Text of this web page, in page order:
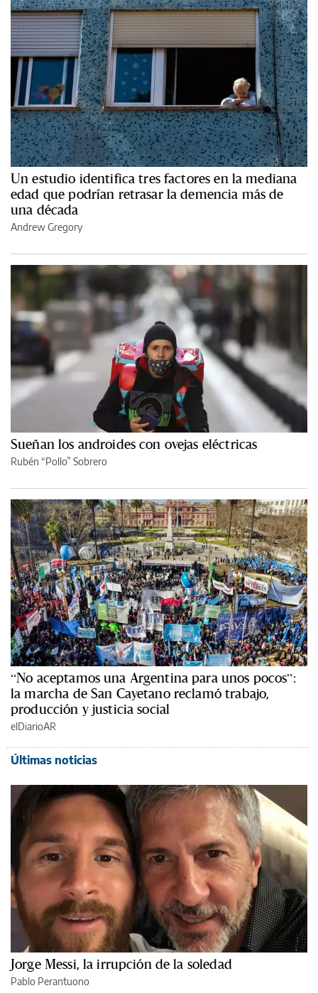
Un estudio identifica tres factores en la mediana
edad que podrían retrasar la demencia más de
una década
Andrew Gregory
Sueñan los androides con ovejas eléctricas
Rubén “Pollo” Sobrero
“No aceptamos una Argentina para unos pocos”:
la marcha de San Cayetano reclamó trabajo,
producción y justicia social
elDiarioAR
Últimas noticias
Jorge Messi, la irrupción de la soledad
Pablo Perantuono